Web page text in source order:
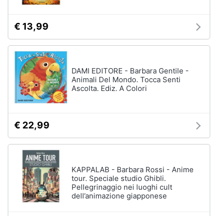
€ 13,99
DAMI EDITORE - Barbara Gentile -
Animali Del Mondo. Tocca Senti
Ascolta. Ediz. A Colori
€ 22,99
KAPPALAB - Barbara Rossi - Anime
tour. Speciale studio Ghibli.
Pellegrinaggio nei luoghi cult
dell’animazione giapponese